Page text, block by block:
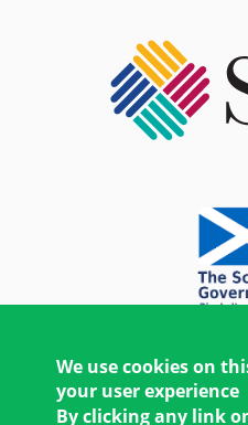
We use cookies on
your user experience
By clicking any link